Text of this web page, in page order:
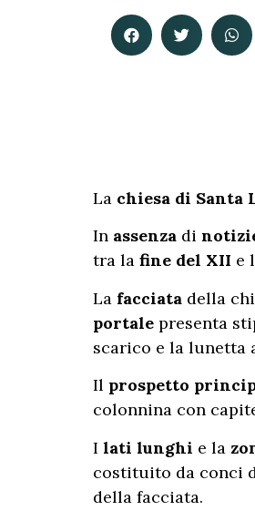
La chiesa di Santa
In assenza di
tra la fine del XII e
La facciata della
portale presenta
scarico e la lunetta
Il prospetto
colonnina con
I lati lunghi e la
costituito da conci
della facciata.